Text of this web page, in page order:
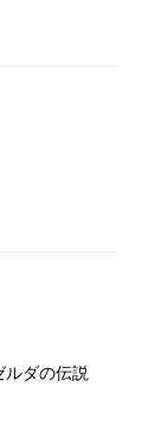
ルダの伝説